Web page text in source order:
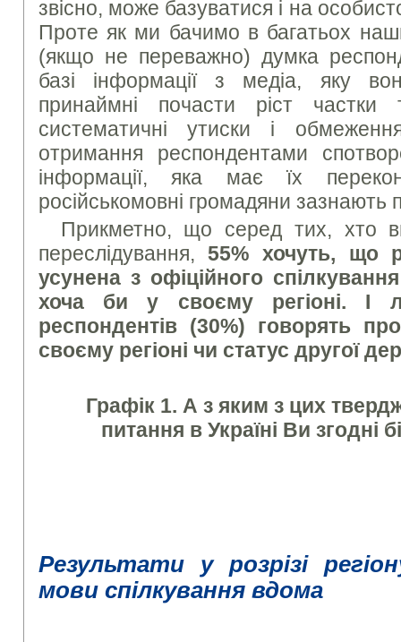
звісно, може базуватися і на
Проте як ми бачимо в багатьох
(якщо не переважно) думка
базі інформації з медіа, яку
принаймні почасти ріст частки
систематичні утиски і
отримання респондентами
інформації, яка має їх
російськомовні громадяни зазнають
Прикметно, що серед тих, хто
переслідування,55% хочуть, що
усунена з офіційного
хоча би у своєму регіоні. І
респондентів (30%) говорять
своєму регіоні чи статус другої
Графік 1. А з яким з цих
питання в Україні Ви
Результати у розрізі
мови спілкування вдома